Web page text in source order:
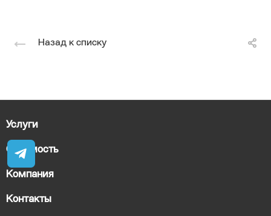
Назад к списку
Услуги
Стоимость
Компания
Контакты